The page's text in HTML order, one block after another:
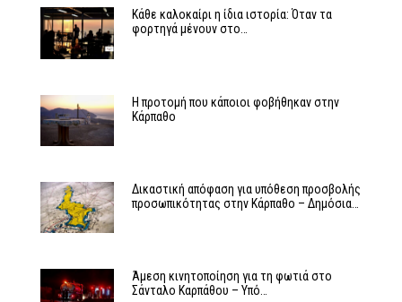
Κάθε καλοκαίρι η ίδια ιστορία: Όταν τα
φορτηγά μένουν στο…
Η προτομή που κάποιοι φοβήθηκαν στην
Κάρπαθο
Δικαστική απόφαση για υπόθεση προσβολής
προσωπικότητας στην Κάρπαθο – Δημόσια…
Άμεση κινητοποίηση για τη φωτιά στο
Σάνταλο Καρπάθου – Υπό…